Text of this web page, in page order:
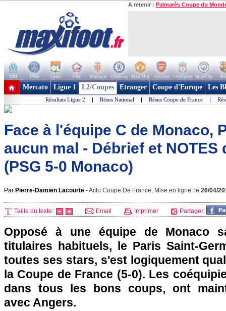
A retenir : Palmarès Coupe du
OM PSG Lyon Lille Monaco Chelsea Man Utd Arsenal Liverpool ManCity
+ de clubs
Mercato Ligue 1 L2/Coupes Etranger Coupe d'Europe Les
Résultats Ligue 2 | Résus National | Résus Coupe de France |
Face à l'équipe C de Monaco,
aucun mal - Débrief et NOTES
(PSG 5-0 Monaco)
Par Pierre-Damien Lacourte -Actu Coupe De France, Mise en ligne: le 26/04/
Taille du texte: Email Imprimer Partager:
Opposé à une équipe de Monaco
titulaires habituels, le Paris Saint-
toutes ses stars, s'est logiquement
la Coupe de France (5-0). Les
dans tous les bons coups, ont
avec Angers.